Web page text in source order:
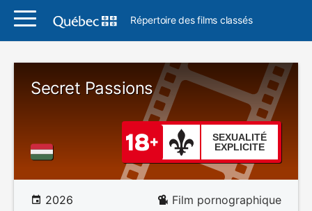
Répertoire des films classés
Secret Passions
SEXUALITÉ
EXPLICITE
2026 Film pornographique